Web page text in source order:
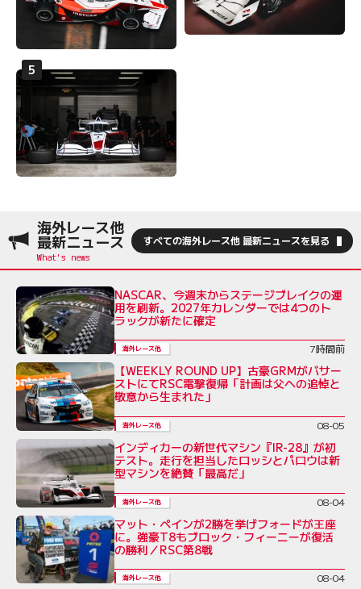
海外レース他
最新ニュース すべての海外レース他 最新ニュースを見る
NASCAR、今週末からステージブレイクの運
用を刷新。2027年カレンダーでは4つのト
ラックが新たに確定
海外レース他 7時間前
【WEEKLY ROUND UP】古豪GRMがバサー
ストにてRSC電撃復帰「計画は父への追悼と
敬意から生まれた」
海外レース他 08-05
インディカーの新世代マシン『IR-28』が初
テスト。走行を担当したロッシとパロウは新
型マシンを絶賛「最高だ」
海外レース他 08-04
マット・ペインが2勝を挙げフォードが王座
に。強豪T8もブロック・フィーニーが復活
の勝利／RSC第8戦
海外レース他 08-04